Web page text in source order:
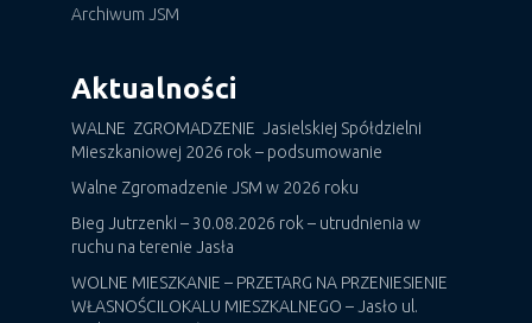
Archiwum JSM
Aktualności
WALNE ZGROMADZENIE Jasielskiej Spółdzielni
Mieszkaniowej 2026 rok – podsumowanie
Walne Zgromadzenie JSM w 2026 roku
Bieg Jutrzenki – 30.08.2026 rok – utrudnienia w
ruchu na terenie Jasła
WOLNE MIESZKANIE – PRZETARG NA PRZENIESIENIE
WŁASNOŚCILOKALU MIESZKALNEGO – Jasło ul.